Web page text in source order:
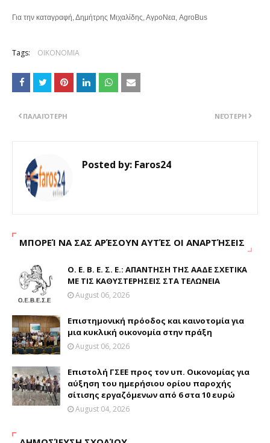
Για την καταγραφή, Δημήτρης Μιχαλίδης, ΑγροΝεα, AgroBus
Tags: ΟΙΚΟΝΟΜΙΑ
ΝΕΌΤΕΡΗ
ΠΑΛΑΙΌΤΕΡΗ
Posted by: Faros24
ΜΠΟΡΕΊ ΝΑ ΣΑΣ ΑΡΈΣΟΥΝ ΑΥΤΈΣ ΟΙ ΑΝΑΡΤΉΣΕΙΣ
Ο. Ε. Β. Ε. Σ. Ε.: ΑΠΑΝΤΗΣΗ ΤΗΣ ΑΑΔΕ ΣΧΕΤΙΚΑ
ΜΕ ΤΙΣ ΚΑΘΥΣΤΕΡΗΣΕΙΣ ΣΤΑ ΤΕΛΩΝΕΙΑ
August 06, 2026
Επιστημονική πρόοδος και καινοτομία για
μια κυκλική οικονομία στην πράξη
August 06, 2026
Επιστολή ΓΣΕΕ προς τον υπ. Οικονομίας για
αύξηση του ημερήσιου ορίου παροχής
σίτισης εργαζόμενων από 6 στα 10 ευρώ
August 04, 2026